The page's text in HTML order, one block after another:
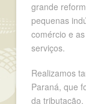
grande
pequenas
comércio e
serviços.
Realizamos
Paraná, que
da